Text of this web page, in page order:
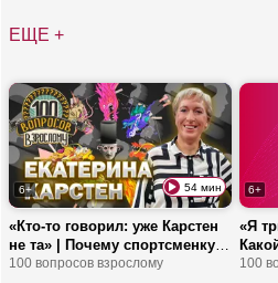
ЕЩЕ +
6+ 54 мин
«Кто-то говорил: уже Карстен
не та» | Почему спортсменку
называют Екатериной
100 вопросов взрослому
6+
«Я
100